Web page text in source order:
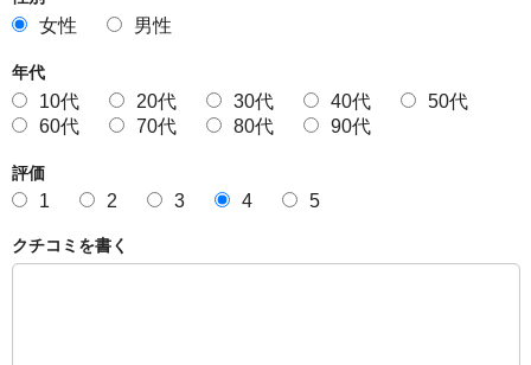
女性 男性
年代
10代 20代 30代 40代
50代
60代
70代 80代 90代
評価
1 2 3 4 5
クチコミを書く